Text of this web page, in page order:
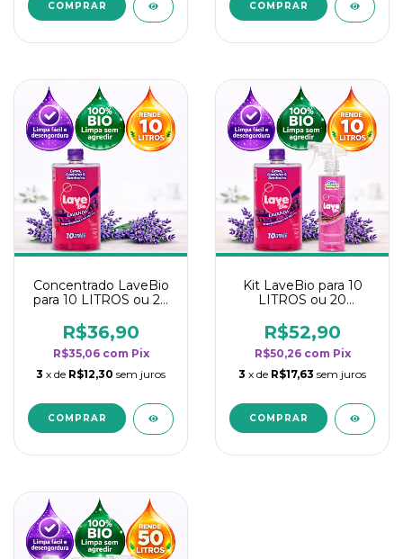
Concentrado LaveBio
para 10 LITROS ou 20
rendimento da
categoria - Lavanda
R$36,90
R$35,06 com Pix
3 x de R$12,30 sem juros
Kit LaveBio para 10
LITROS ou 20
rendimento da
categoria - Lavanda
R$52,90
R$50,26 com Pix
3 x de R$17,63 sem juros